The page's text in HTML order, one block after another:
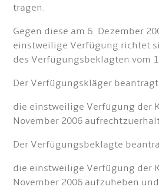
tragen.
Gegen diese am 6. Dezember
einstweilige Verfügung richtet
des Verfügungsbeklagten vom
Der Verfügungskläger
die einstweilige Verfügung der
November 2006
Der Verfügungsbeklagte
die einstweilige Verfügung der
November 2006 aufzuheben